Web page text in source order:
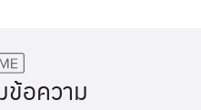
ข้อความ